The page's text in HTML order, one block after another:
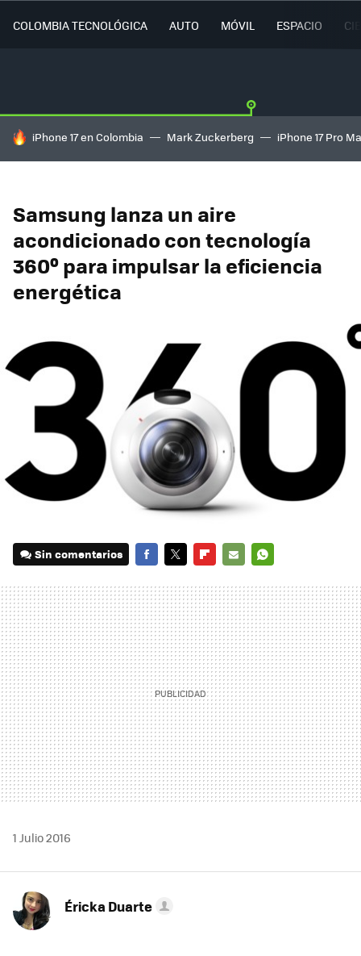
COLOMBIA TECNOLÓGICA AUTO MÓVIL ESPACIO
HOY SE HABLA DE
iPhone 17 en Colombia Mark Zuckerberg iPhone 17 Pro
Samsung lanza un aire
acondicionado con tecnología
360º para impulsar la eficiencia
energética
Sin comentarios
MAIL
1 Julio 2016
Éricka Duarte